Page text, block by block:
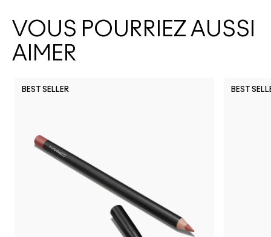
VOUS POURRIEZ AUSSI
AIMER
BEST SELLER BEST